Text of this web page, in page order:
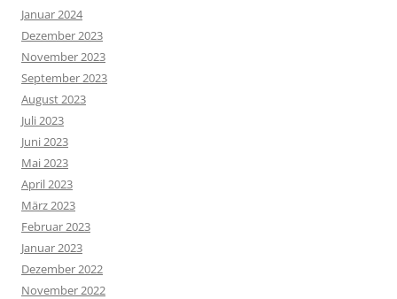
Januar 2024
Dezember 2023
November 2023
September 2023
August 2023
Juli 2023
Juni 2023
Mai 2023
April 2023
März 2023
Februar 2023
Januar 2023
Dezember 2022
November 2022